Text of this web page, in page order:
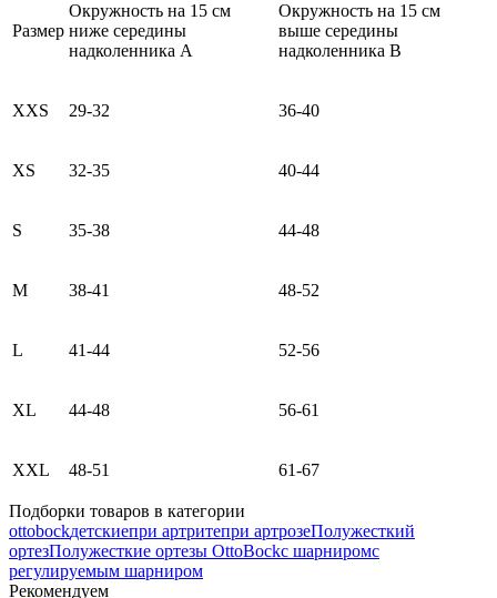
Размер
Окружность на 15 см
ниже середины
надколенника А
Окружность на 15 см
выше середины
надколенника В
XXS 29-32 36-40
XS 32-35 40-44
S 35-38 44-48
M 38-41 48-52
L 41-44 52-56
XL 44-48 56-61
XXL 48-51 61-67
Подборки товаров в категории
ottobockдетскиепри артритепри артрозеПолужесткий
ортезПолужесткие ортезы OttoBockс шарниромс
регулируемым шарниром
Рекомендуем